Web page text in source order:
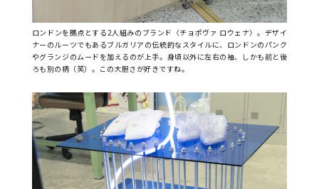
ロンドンを拠点とする2人組みのブランド〈チョポヴァ ロウェナ〉。デザイ
ナーのルーツでもあるブルガリアの伝統的なスタイルに、ロンドンのパンク
やグランジのムードを加えるのが上手。身頃以外に左右の袖、しかも前と後
ろも別の柄（笑）。この大胆さが好きですね。